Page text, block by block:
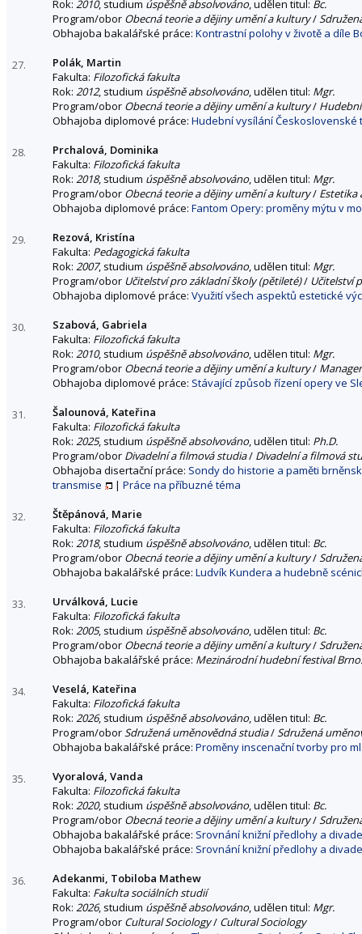
Rok: 2010, studium úspěšně absolvováno, udělen titul: Bc.
Program/obor Obecná teorie a dějiny umění a kultury/
Obhajoba bakalářské práce: Kontrastní polohy v životě a díle
27.
Polák, Martin
Fakulta: Filozofická fakulta
Rok: 2012, studium úspěšně absolvováno, udělen titul: Mgr.
Program/obor Obecná teorie a dějiny umění a kultury/
Obhajoba diplomové práce: Hudební vysílání Československé
28.
Prchalová, Dominika
Fakulta: Filozofická fakulta
Rok: 2018, studium úspěšně absolvováno, udělen titul: Mgr.
Program/obor Obecná teorie a dějiny umění a kultury/ Estetika
Obhajoba diplomové práce: Fantom Opery: proměny mýtu v
29.
Rezová, Kristína
Fakulta: Pedagogická fakulta
Rok: 2007, studium úspěšně absolvováno, udělen titul: Mgr.
Program/obor Učitelství pro základní školy (pětileté)/ Učitelství
Obhajoba diplomové práce: Využití všech aspektů estetické
30.
Szabová, Gabriela
Fakulta: Filozofická fakulta
Rok: 2010, studium úspěšně absolvováno, udělen titul: Mgr.
Program/obor Obecná teorie a dějiny umění a kultury/
Obhajoba diplomové práce: Stávající způsob řízení opery ve
31.
Šalounová, Kateřina
Fakulta: Filozofická fakulta
Rok: 2025, studium úspěšně absolvováno, udělen titul: Ph.D.
Program/obor Divadelní a filmová studia/ Divadelní a filmová
Obhajoba disertační práce: Sondy do historie a paměti
transmise
| Práce na příbuzné téma
32.
Štěpánová, Marie
Fakulta: Filozofická fakulta
Rok: 2018, studium úspěšně absolvováno, udělen titul: Bc.
Program/obor Obecná teorie a dějiny umění a kultury/
Obhajoba bakalářské práce: Ludvík Kundera a hudebně
33.
Urválková, Lucie
Fakulta: Filozofická fakulta
Rok: 2005, studium úspěšně absolvováno, udělen titul: Bc.
Program/obor Obecná teorie a dějiny umění a kultury/
Obhajoba bakalářské práce: Mezinárodní hudební festival
34.
Veselá, Kateřina
Fakulta: Filozofická fakulta
Rok: 2026, studium úspěšně absolvováno, udělen titul: Bc.
Program/oborSdružená uměnovědná studia/Sdružená
Obhajoba bakalářské práce: Proměny inscenační tvorby pro
35.
Vyoralová, Vanda
Fakulta: Filozofická fakulta
Rok: 2020, studium úspěšně absolvováno, udělen titul: Bc.
Program/obor Obecná teorie a dějiny umění a kultury/
Obhajoba bakalářské práce: Srovnání knižní předlohy a
Obhajoba bakalářské práce: Srovnání knižní předlohy a
36.
Adekanmi, Tobiloba Mathew
Fakulta: Fakulta sociálních studií
Rok: 2026, studium úspěšně absolvováno, udělen titul: Mgr.
Program/obor Cultural Sociology/ Cultural Sociology